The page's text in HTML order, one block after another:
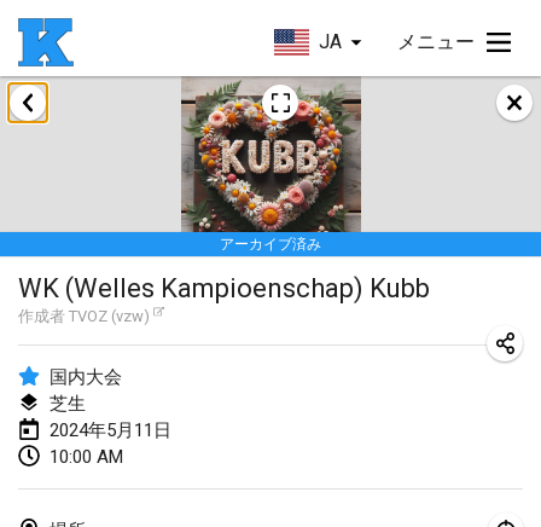
JA メニュー
アーカイブ済み
WK (Welles Kampioenschap) Kubb
作成者 TVOZ (vzw)
国内大会
芝生
2024年5月11日
10:00 AM
2024年1月
Kubbezen Indoor Kubb Tornooi
2024年1月20日 | ベルギー
Lake Superior Ice Festival Kubb Tournament
2024年1月27日|アメリカ合衆国
Winterkubb
2024年1月28日
2024年3月
KUBB-o-LOCO tornooi
2024年3月23日